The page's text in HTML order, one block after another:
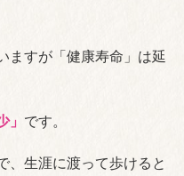
ますが「健康寿命」は延
」 です。
、生涯に渡って歩けると